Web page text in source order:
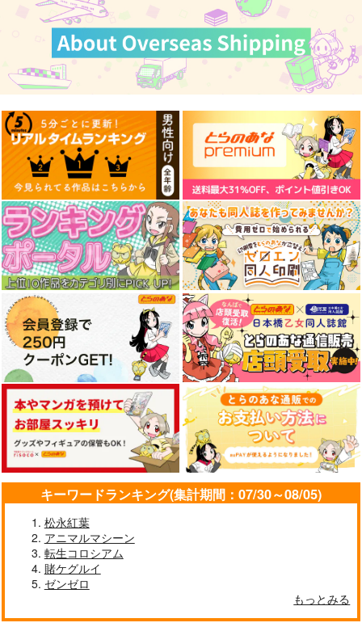
キーワードランキング(集計期間：07/30～08/05)
松永紅葉
アニマルマシーン
転生コロシアム
賭ケグルイ
ゼンゼロ
もっとみる